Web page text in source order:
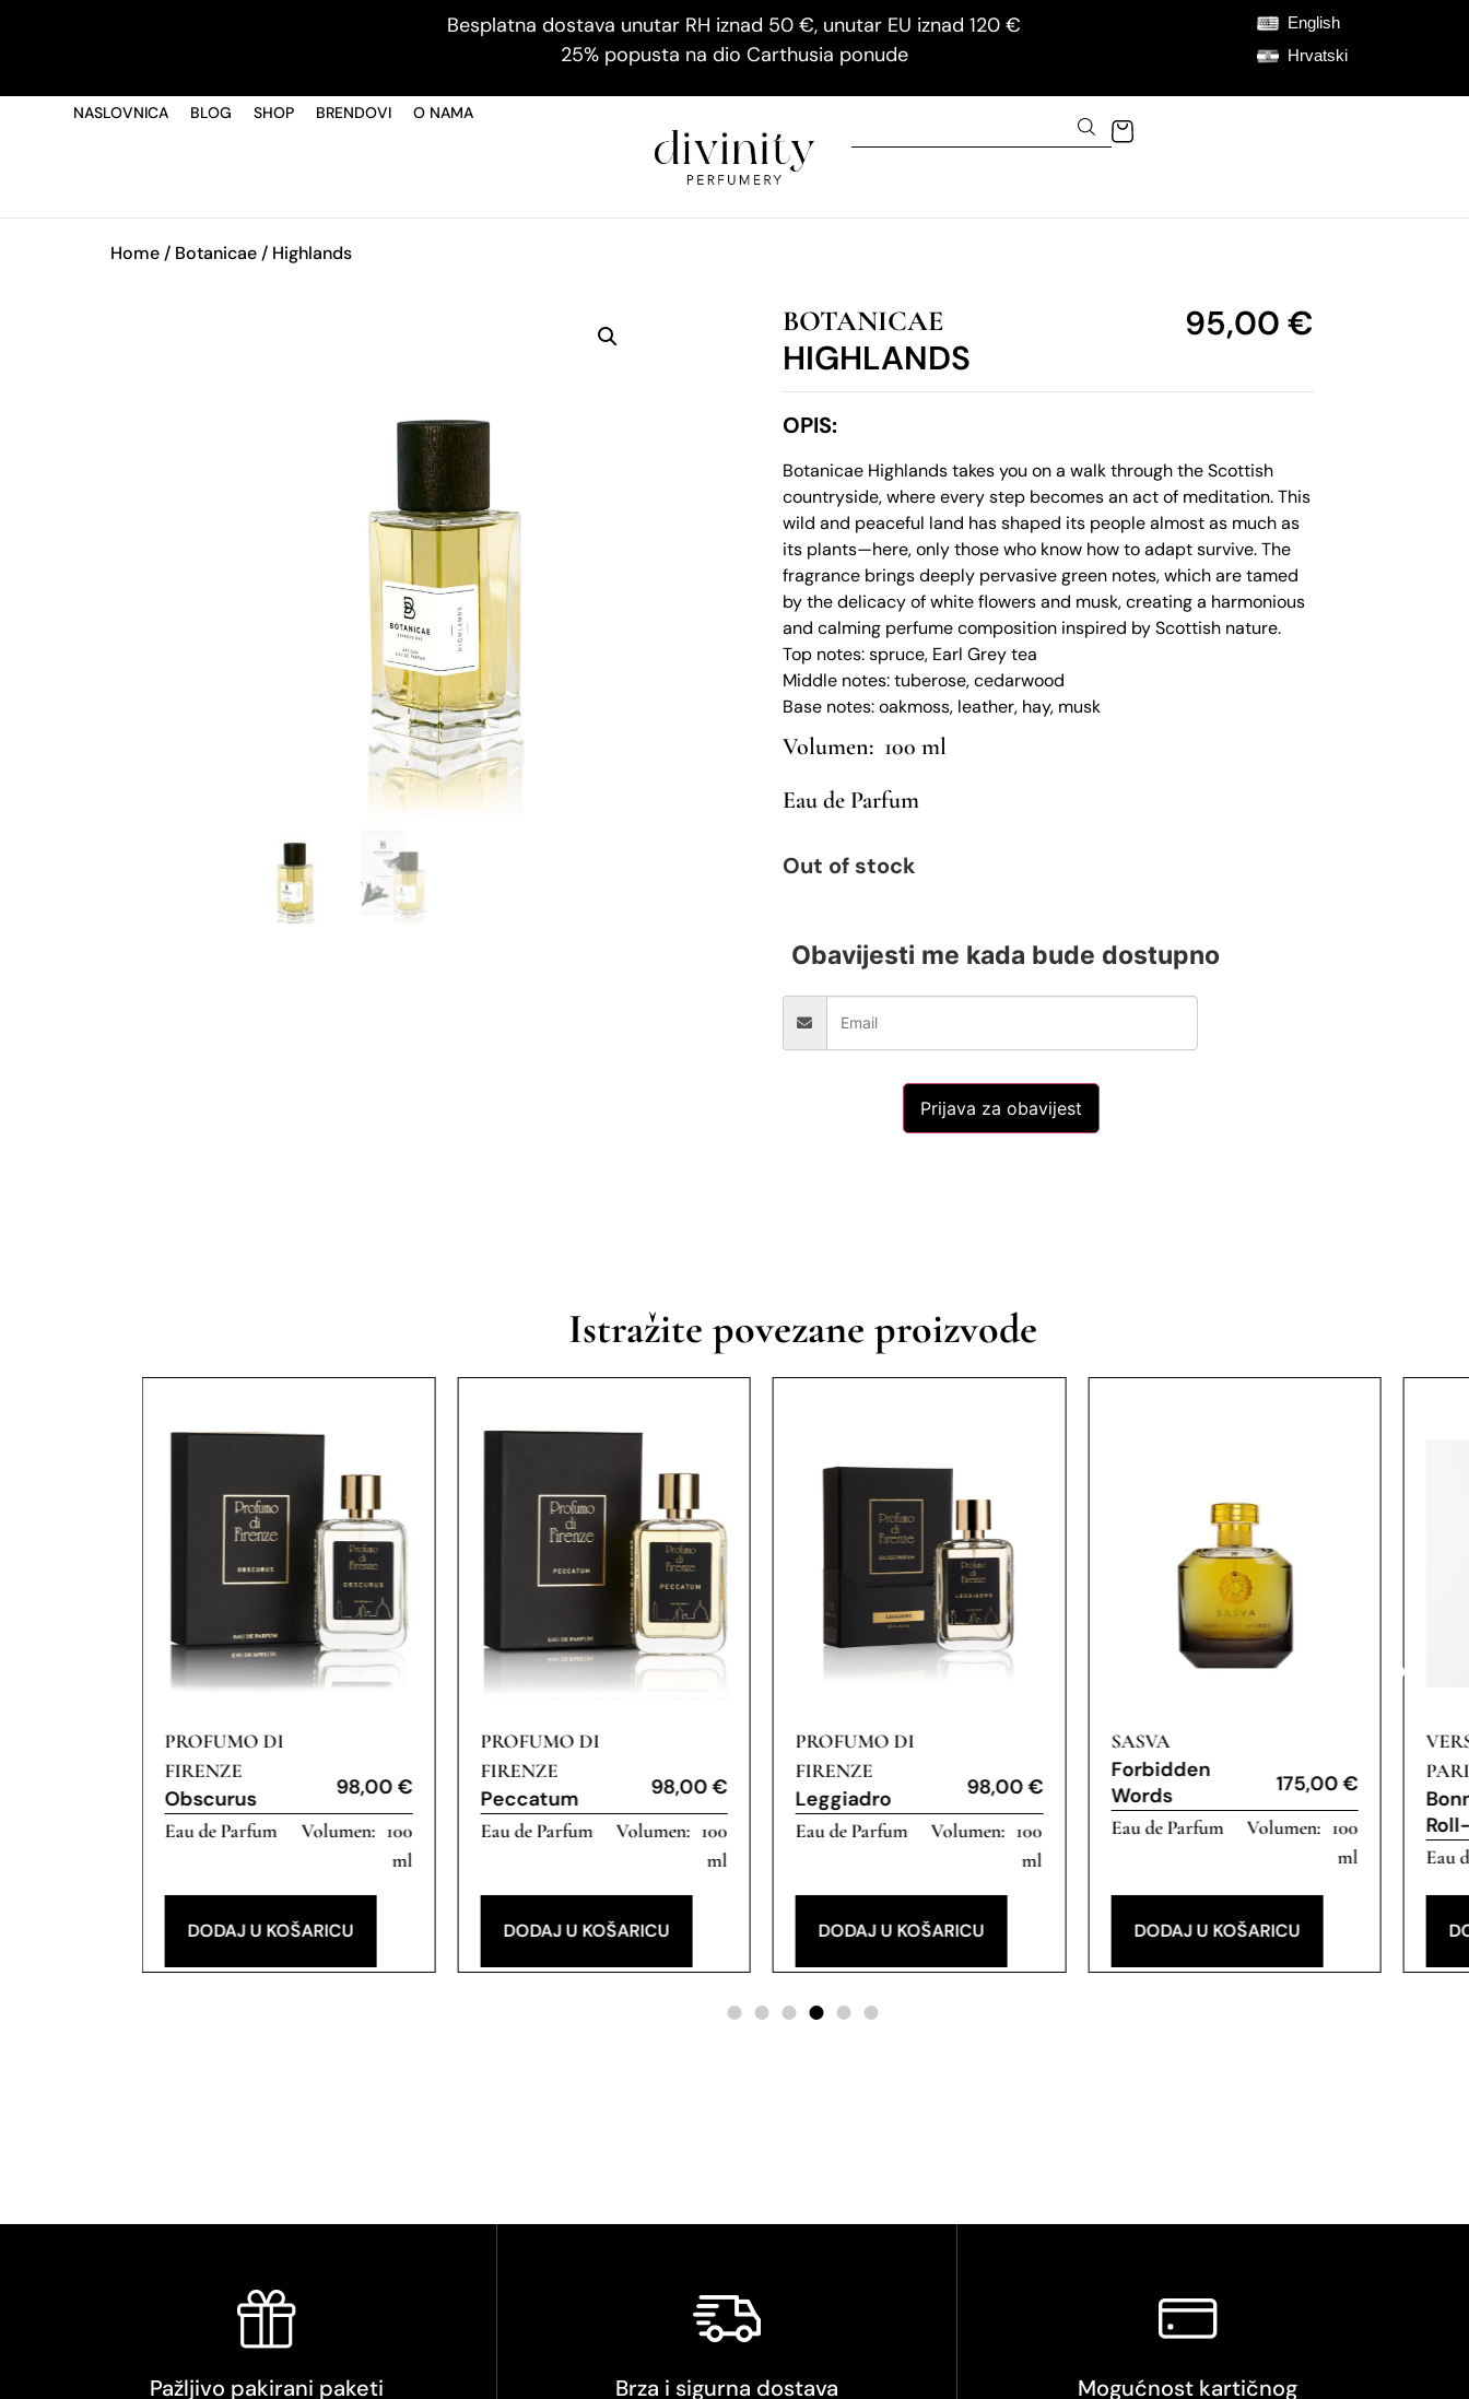
Besplatna dostava unutar RH iznad 50 €, unutar EU iznad 120 €
25% popusta na dio Carthusia ponude
English
Hrvatski
NASLOVNICA BLOG SHOP BRENDOVI O NAMA
Home/ Botanicae/ Highlands
BOTANICAE
HIGHLANDS
95,00 €
OPIS:
Botanicae Highlands takes you on a walk through the Scottish
countryside, where every step becomes an act of meditation. This
wild and peaceful land has shaped its people almost as much as
its plants—here, only those who know how to adapt survive. The
fragrance brings deeply pervasive green notes, which are tamed
by the delicacy of white flowers and musk, creating a harmonious
and calming perfume composition inspired by Scottish nature.
Top notes: spruce, Earl Grey tea
Middle notes: tuberose, cedarwood
Base notes: oakmoss, leather, hay, musk
100 ml
Eau de Parfum
Out of stock
Obavijesti me kada bude dostupno
Prijava za obavijest
Istražite povezane proizvode
PROFUMO DI
FIRENZE
Obscurus 98,00 €
Eau de Parfum
100
ml
DODAJ U KOŠARICU
PROFUMO DI
FIRENZE
Peccatum 98,00€
Eau de Parfum
100
ml
DODAJ U KOŠARICU
PROFUMO DI
FIRENZE
Leggiadro 98,00€
Eau de Parfum
100
ml
DODAJ U KOŠARICU
SASVA
Forbidden
Words
175,00€
Eau de Parfum
100
ml
DODAJ U KOŠARICU
Eau
Pažljivo pakirani paketi Brza i sigurna dostava
Mogućnost kartičnog